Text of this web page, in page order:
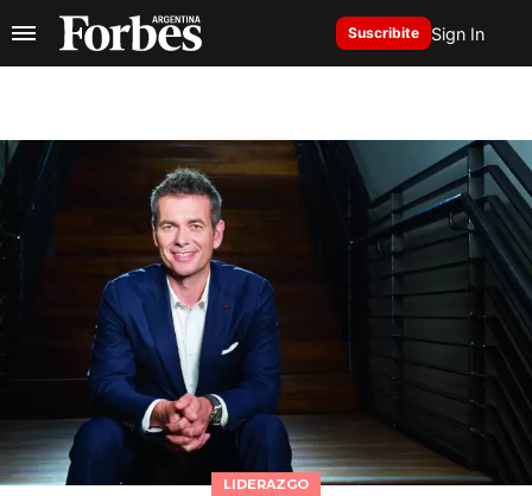
Suscribite Sign In
LIDERAZGO